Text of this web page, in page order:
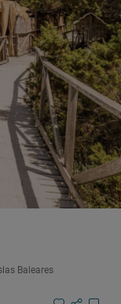
Baleares